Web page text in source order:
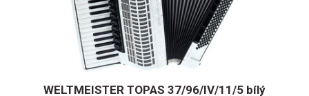
WELTMEISTER TOPAS 37/96/IV/11/5 bílý